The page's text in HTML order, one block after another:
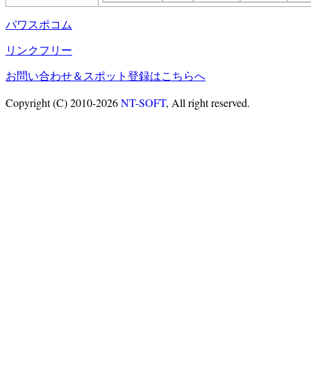
パワスポコム
リンクフリー
お問い合わせ＆スポット登録はこちらへ
Copyright (C) 2010-2026NT-SOFT, All right reserved.